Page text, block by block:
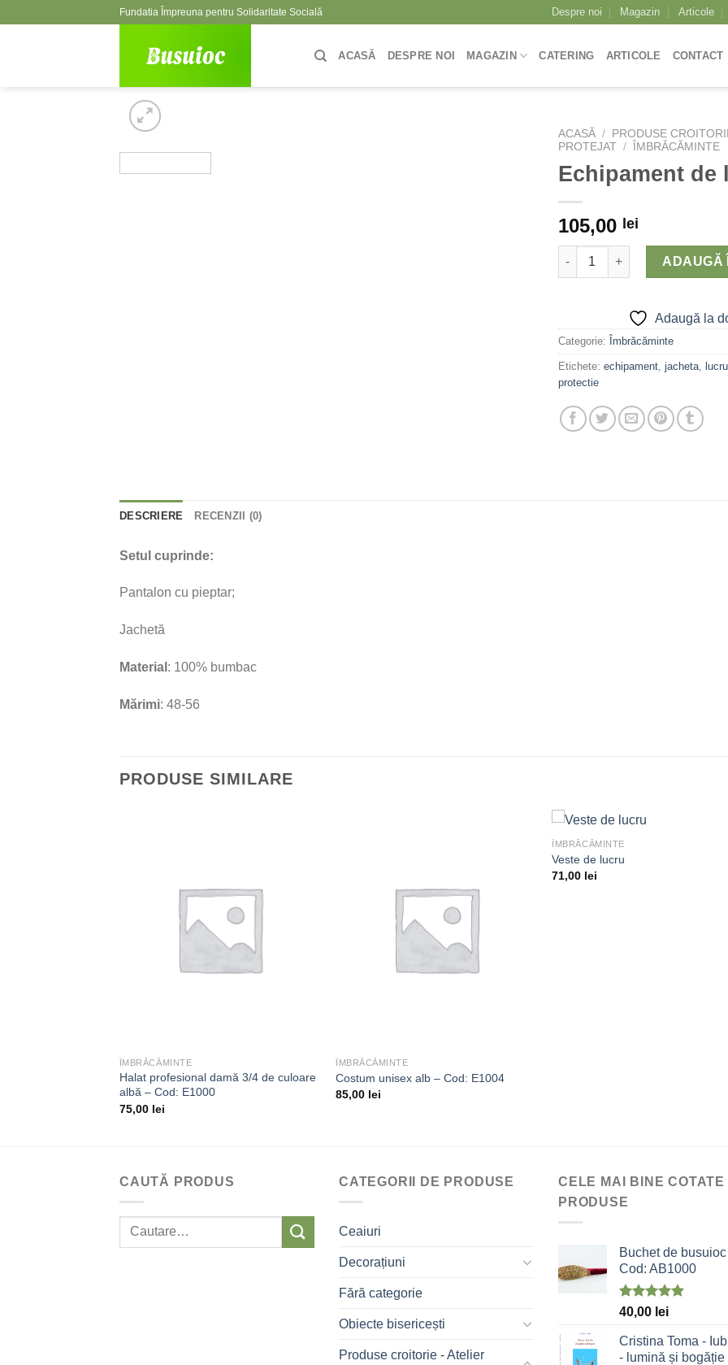
Fundatia Împreuna pentru Solidaritate Socială Despre noi Magazin Articole
ACASĂ DESPRE NOI MAGAZIN CATERING ARTICOLE CONTACT
ACASĂ /
PRODUSE
PROTEJAT / ÎMBRĂCĂMINTE
Echipament de
105,00 lei
Cantitate Echipament de lucru
ADAUGĂ
Adaugă la
Categorie: Îmbrăcăminte
Etichete: echipament jacheta lucru
protectie
DESCRIERE RECENZII (0)
Setul cuprinde:
Pantalon cu pieptar;
Jachetă
Material : 100% bumbac
Mărimi: 48-56
PRODUSE SIMILARE
ÎMBRĂCĂMINTE
Halat profesional damă 3/4 de culoare
albă – Cod: E1000
75,00 lei
ÎMBRĂCĂMINTE
Costum unisex alb – Cod: E1004
85,00 lei
ÎMBRĂCĂMINTE
Veste de lucru
71,00 lei
CAUTĂ PRODUS
Caută:
CATEGORII DE PRODUSE
Ceaiuri
Decorațiuni
Fără categorie
Obiecte bisericești
Produse croitorie - Atelier
CELE MAI BINE COTATE
PRODUSE
Buchet de
Cod: AB1000
Evaluat la
din 5
40,00 lei
Cristina Toma -
- lumină și bogăție